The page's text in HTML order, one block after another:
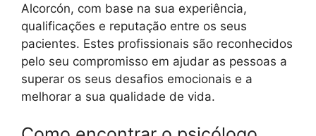
Alcorcón, com base na sua experiência,
qualificações e reputação entre os seus
pacientes. Estes profissionais são reconhecidos
pelo seu compromisso em ajudar as pessoas a
superar os seus desafios emocionais e a
melhorar a sua qualidade de vida.